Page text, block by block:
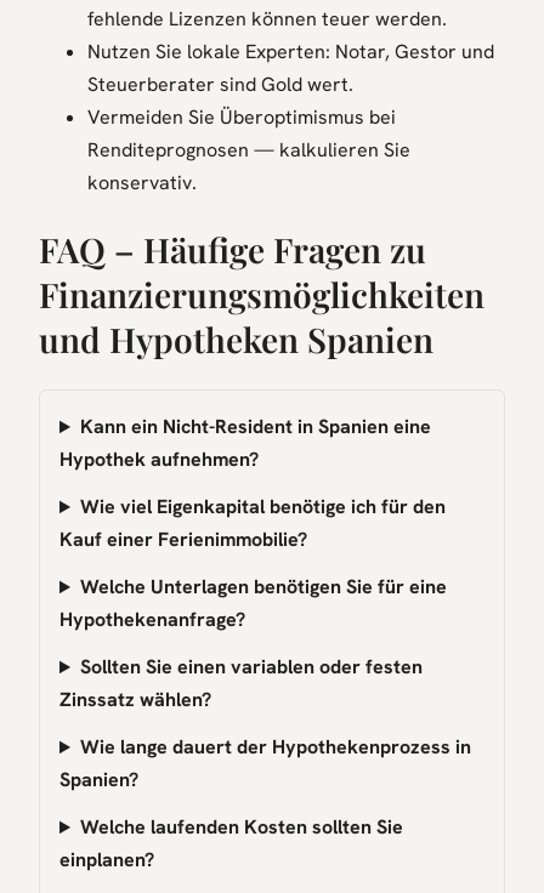
fehlende Lizenzen können teuer werden.
Nutzen Sie lokale Experten: Notar, Gestor und
Steuerberater sind Gold wert.
Vermeiden Sie Überoptimismus bei
Renditeprognosen — kalkulieren Sie
konservativ.
FAQ – Häufige Fragen zu
Finanzierungsmöglichkeiten
und Hypotheken Spanien
Kann ein Nicht-Resident in Spanien eine
Hypothek aufnehmen?
Wie viel Eigenkapital benötige ich für den
Kauf einer Ferienimmobilie?
Welche Unterlagen benötigen Sie für eine
Hypothekenanfrage?
Sollten Sie einen variablen oder festen
Zinssatz wählen?
Wie lange dauert der Hypothekenprozess in
Spanien?
Welche laufenden Kosten sollten Sie
einplanen?